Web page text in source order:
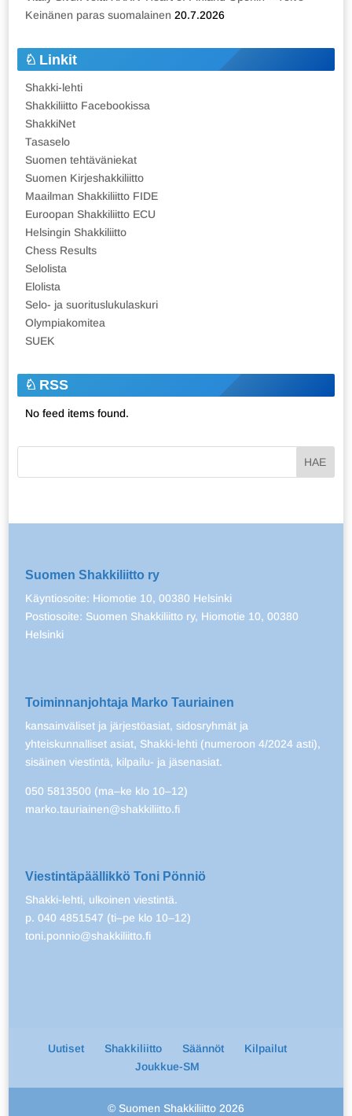
Keinänen paras suomalainen 20.7.2026
Linkit
Shakki-lehti
Shakkiliitto Facebookissa
ShakkiNet
Tasaselo
Suomen tehtäväniekat
Suomen Kirjeshakkiliitto
Maailman Shakkiliitto FIDE
Euroopan Shakkiliitto ECU
Helsingin Shakkiliitto
Chess Results
Selolista
Elolista
Selo- ja suorituslukulaskuri
Olympiakomitea
SUEK
RSS
No feed items found.
Suomen Shakkiliitto ry
Käyntiosoite: Hiomotie 10, 00380 Helsinki
Postiosoite: Suomen Shakkiliitto ry, Hiomotie 10, 00380
Helsinki
Toiminnanjohtaja Marko Tauriainen
kansainväliset ja järjestöasiat, sidosryhmät ja
yhteiskunnalliset asiat, Shakki-lehti (numeroon 4/2024 asti),
sisäinen viestintä, kilpailu- ja jäsenasiat.
050 5813500 (ma–ke klo 10–12)
marko.tauriainen@shakkiliitto.fi
Viestintäpäällikkö Toni Pönniö
Shakki-lehti, ulkoinen viestintä.
p. 040 4851547 (ti–pe klo 10–12)
toni.ponnio@shakkiliitto.fi
Uutiset Shakkiliitto Säännöt
Kilpailut
Joukkue-SM
© Suomen Shakkiliitto 2026